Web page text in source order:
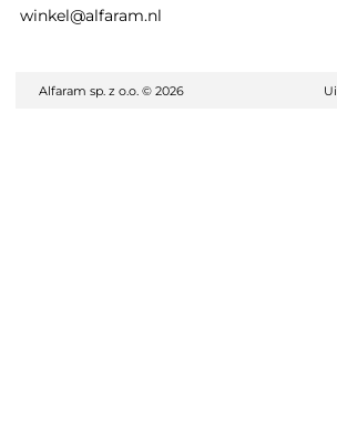
winkel@alfaram.nl
Alfaram sp. z o.o. © 2026